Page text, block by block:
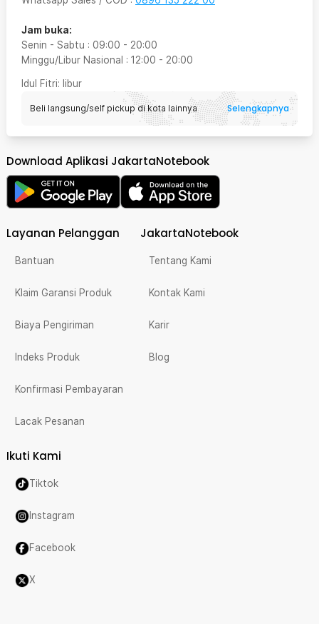
Jam buka:
Senin - Sabtu : 09:00 - 20:00
Minggu/Libur Nasional : 12:00 - 20:00
Idul Fitri: libur
Beli langsung/self pickup di kota lainnya Selengkapnya
Download Aplikasi JakartaNotebook
Layanan Pelanggan
Bantuan
Klaim Garansi Produk
Biaya Pengiriman
Indeks Produk
Konfirmasi Pembayaran
Lacak Pesanan
JakartaNotebook
Tentang Kami
Kontak Kami
Karir
Blog
Ikuti Kami
Tiktok
Instagram
Facebook
X